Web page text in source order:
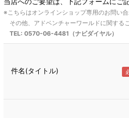
※こちらはオンラインショップ専用のお問い合
その他、アドベンチャーワールドに関する
TEL: 0570-06-4481（ナビダイヤル）
件名(タイトル)